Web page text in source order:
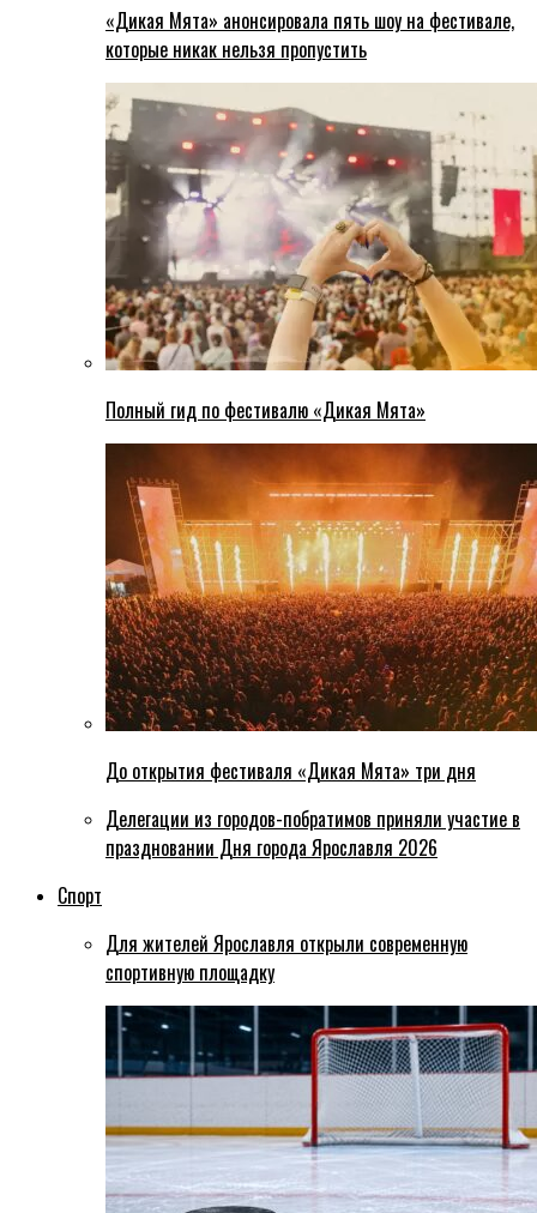
«Дикая Мята» анонсировала пять шоу на фестивале,
которые никак нельзя пропустить
Полный гид по фестивалю «Дикая Мята»
До открытия фестиваля «Дикая Мята» три дня
Делегации из городов-побратимов приняли участие в
праздновании Дня города Ярославля 2026
Спорт
Для жителей Ярославля открыли современную
спортивную площадку